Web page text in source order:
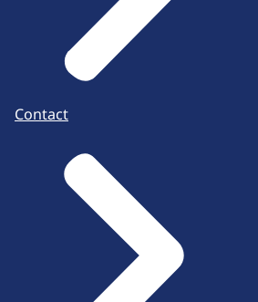
Contact